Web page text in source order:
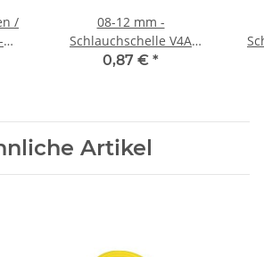
/
08-12 mm -
Schlauchschelle V4A
1.4401 Edelstahl B:9 mm
0,87 € *
Artikel